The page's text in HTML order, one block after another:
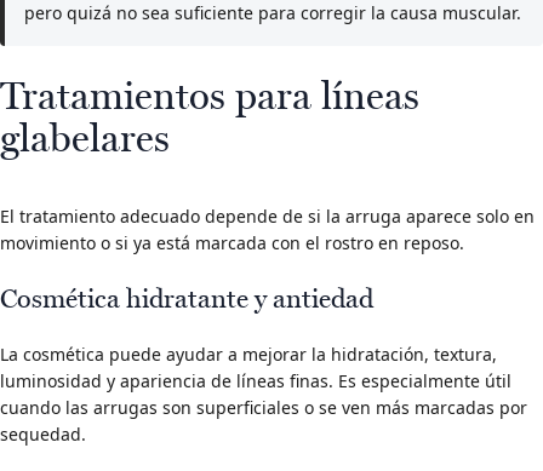
pero quizá no sea suficiente para corregir la causa muscular.
Tratamientos para líneas
glabelares
El tratamiento adecuado depende de si la arruga aparece solo en
movimiento o si ya está marcada con el rostro en reposo.
Cosmética hidratante y antiedad
La cosmética puede ayudar a mejorar la hidratación, textura,
luminosidad y apariencia de líneas finas. Es especialmente útil
cuando las arrugas son superficiales o se ven más marcadas por
sequedad.